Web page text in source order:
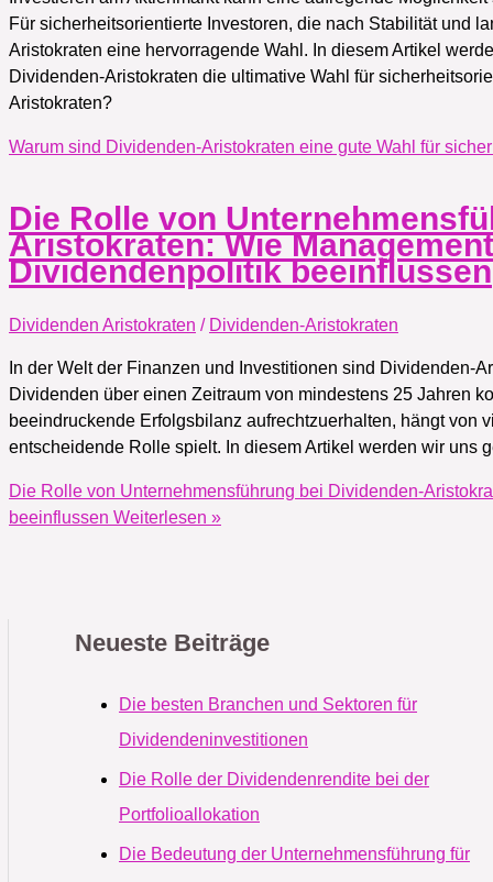
Für sicherheitsorientierte Investoren, die nach Stabilität und
Aristokraten eine hervorragende Wahl. In diesem Artikel
Dividenden-Aristokraten die ultimative Wahl für
Aristokraten?
Warum sind Dividenden-Aristokraten eine gute Wahl für
Die Rolle von
Aristokraten: Wie
Dividendenpolitik beeinflussen
Dividenden Aristokraten / Dividenden-Aristokraten
In der Welt der Finanzen und Investitionen sind Dividenden-
Dividenden über einen Zeitraum von mindestens 25 Jahren
beeindruckende Erfolgsbilanz aufrechtzuerhalten, hängt von
entscheidende Rolle spielt. In diesem Artikel werden wir uns
Die Rolle von Unternehmensführung bei Dividenden-
beeinflussen Weiterlesen »
Neueste Beiträge
Die besten Branchen und Sektoren für
Dividendeninvestitionen
Die Rolle der Dividendenrendite bei der
Portfolioallokation
Die Bedeutung der Unternehmensführung für